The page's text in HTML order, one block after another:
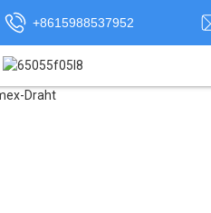
+8615988537952